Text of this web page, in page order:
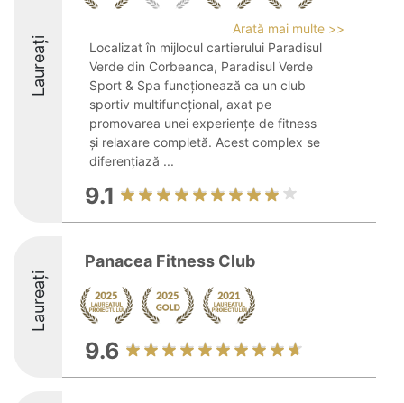
Laureați
Arată mai multe >>
Localizat în mijlocul cartierului Paradisul
Verde din Corbeanca, Paradisul Verde
Sport & Spa funcționează ca un club
sportiv multifuncțional, axat pe
promovarea unei experiențe de fitness
și relaxare completă. Acest complex se
diferențiază ...
9.1
Laureați
Panacea Fitness Club
9.6